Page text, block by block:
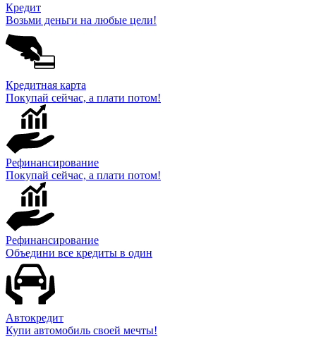
Кредит
Возьми деньги на любые цели!
Кредитная карта
Покупай сейчас, а плати потом!
Рефинансирование
Покупай сейчас, а плати потом!
Рефинансирование
Объедини все кредиты в один
Автокредит
Купи автомобиль своей мечты!